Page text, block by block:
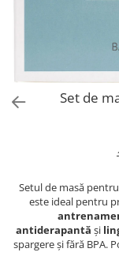
Set de
Setul de masă
este ideal pentru
antiderapantă și
spargere și fără BPA.